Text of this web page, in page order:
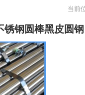
当前
锈钢圆棒黑皮圆钢